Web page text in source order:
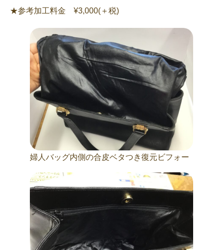
★参考加工料金 ¥3,000(＋税)
婦人バッグ内側の合皮ベタつき復元ビフォー